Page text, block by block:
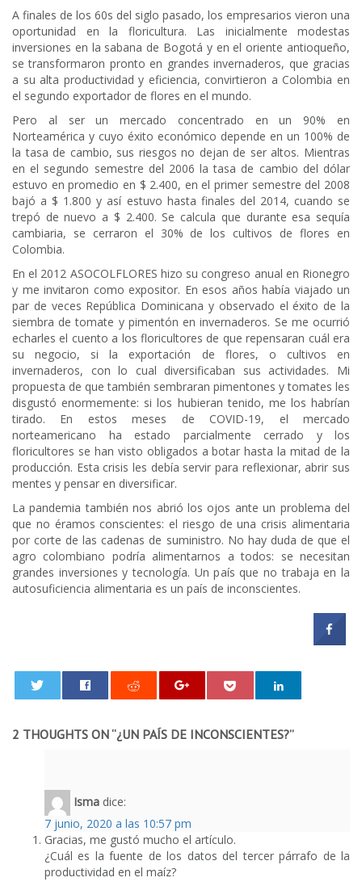
A finales de los 60s del siglo pasado, los empresarios vieron una
oportunidad en la floricultura. Las inicialmente modestas
inversiones en la sabana de Bogotá y en el oriente antioqueño,
se transformaron pronto en grandes invernaderos, que gracias
a su alta productividad y eficiencia, convirtieron a Colombia en
el segundo exportador de flores en el mundo.
Pero al ser un mercado concentrado en un 90% en
Norteamérica y cuyo éxito económico depende en un 100% de
la tasa de cambio, sus riesgos no dejan de ser altos. Mientras
en el segundo semestre del 2006 la tasa de cambio del dólar
estuvo en promedio en $ 2.400, en el primer semestre del 2008
bajó a $ 1.800 y así estuvo hasta finales del 2014, cuando se
trepó de nuevo a $ 2.400. Se calcula que durante esa sequía
cambiaria, se cerraron el 30% de los cultivos de flores en
Colombia.
En el 2012 ASOCOLFLORES hizo su congreso anual en Rionegro
y me invitaron como expositor. En esos años había viajado un
par de veces República Dominicana y observado el éxito de la
siembra de tomate y pimentón en invernaderos. Se me ocurrió
echarles el cuento a los floricultores de que repensaran cuál era
su negocio, si la exportación de flores, o cultivos en
invernaderos, con lo cual diversificaban sus actividades. Mi
propuesta de que también sembraran pimentones y tomates les
disgustó enormemente: si los hubieran tenido, me los habrían
tirado. En estos meses de COVID-19, el mercado
norteamericano ha estado parcialmente cerrado y los
floricultores se han visto obligados a botar hasta la mitad de la
producción. Esta crisis les debía servir para reflexionar, abrir sus
mentes y pensar en diversificar.
La pandemia también nos abrió los ojos ante un problema del
que no éramos conscientes: el riesgo de una crisis alimentaria
por corte de las cadenas de suministro. No hay duda de que el
agro colombiano podría alimentarnos a todos: se necesitan
grandes inversiones y tecnología. Un país que no trabaja en la
autosuficiencia alimentaria es un país de inconscientes.
2 THOUGHTS ON “¿UN PAÍS DE INCONSCIENTES?”
Isma dice:
7 junio, 2020 a las 10:57 pm
Gracias, me gustó mucho el artículo.
¿Cuál es la fuente de los datos del tercer párrafo de la
productividad en el maíz?